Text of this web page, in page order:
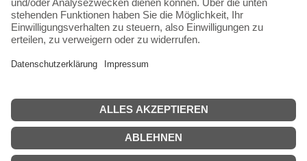
Warenkorb
Mein Konto
Copyright © 2026 skateshop.de